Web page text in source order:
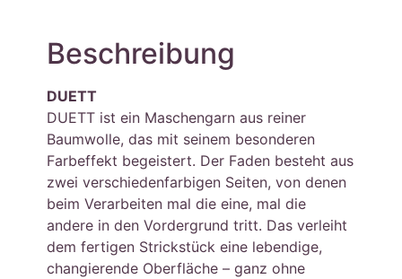
Beschreibung
DUETT
DUETT ist ein Maschengarn aus reiner
Baumwolle, das mit seinem besonderen
Farbeffekt begeistert. Der Faden besteht aus
zwei verschiedenfarbigen Seiten, von denen
beim Verarbeiten mal die eine, mal die
andere in den Vordergrund tritt. Das verleiht
dem fertigen Strickstück eine lebendige,
changierende Oberfläche – ganz ohne